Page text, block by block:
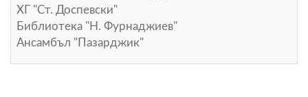
ХГ "Ст. Доспевски"
Библиотека "Н. Фурнаджиев"
Ансамбъл "Пазарджик"